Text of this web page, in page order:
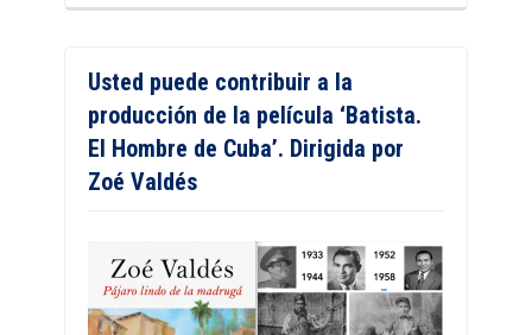
Usted puede contribuir a la
producción de la película ‘Batista.
El Hombre de Cuba’. Dirigida por
Zoé Valdés